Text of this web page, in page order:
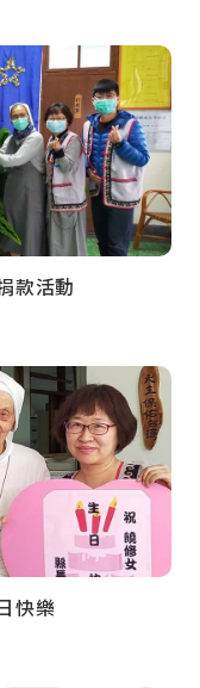
款活動
快樂